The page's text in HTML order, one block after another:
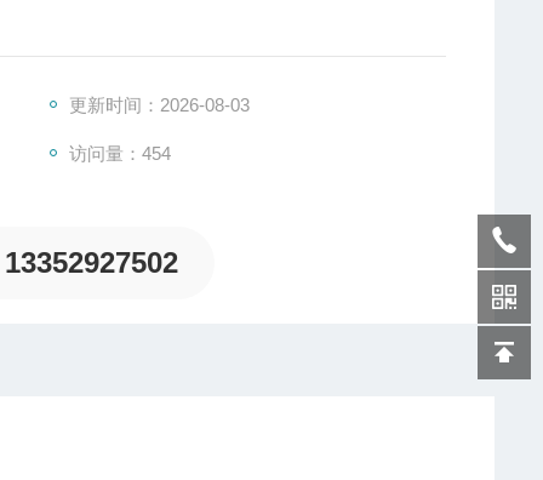
艺，针对工业过程的电阻应变式信号传感器而设计制
更新时间：2026-08-03
访问量：454
13352927502